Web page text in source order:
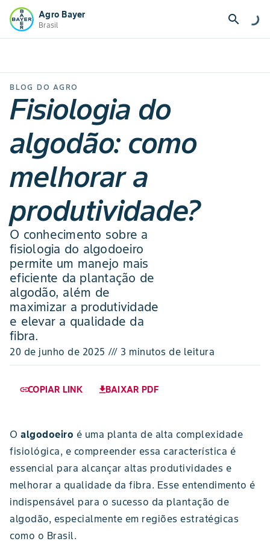
Agro Bayer
Brasil search
BLOG DO AGRO
Fisiologia do
algodão: como
melhorar a
produtividade?
O conhecimento sobre a
fisiologia do algodoeiro
permite um manejo mais
eficiente da plantação de
algodão, além de
maximizar a produtividade
e elevar a qualidade da
fibra.
20 de junho de 2025 /// 3 minutos de leitura
COPIAR LINK
link BAIXAR PDF
download
O algodoeiro é uma planta de alta complexidade
fisiológica, e compreender essa característica é
essencial para alcançar altas produtividades e
melhorar a qualidade da fibra. Esse entendimento é
indispensável para o sucesso da plantação de
algodão, especialmente em regiões estratégicas
como o Brasil.